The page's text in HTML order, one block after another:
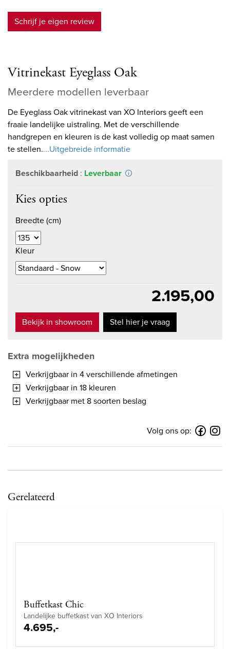
Schrijf je eigen review
Vitrinekast Eyeglass Oak
Meerdere modellen leverbaar
De Eyeglass Oak vitrinekast van XO Interiors geeft een
fraaie landelijke uistraling. Met de verschillende
handgrepen en kleuren is de kast volledig op maat samen
te stellen....Uitgebreide informatie
Beschikbaarheid : Leverbaar
Kies opties
Breedte (cm)
Kleur
2.195,00
Bekijk in showroom Stel hier je vraag
Extra mogelijkheden
Verkrijgbaar in 4 verschillende afmetingen
Verkrijgbaar in 18 kleuren
Verkrijgbaar met 8 soorten beslag
Volg ons op:
Gerelateerd
Buffetkast Chic
Landelijke buffetkast van XO Interiors
4.695,-